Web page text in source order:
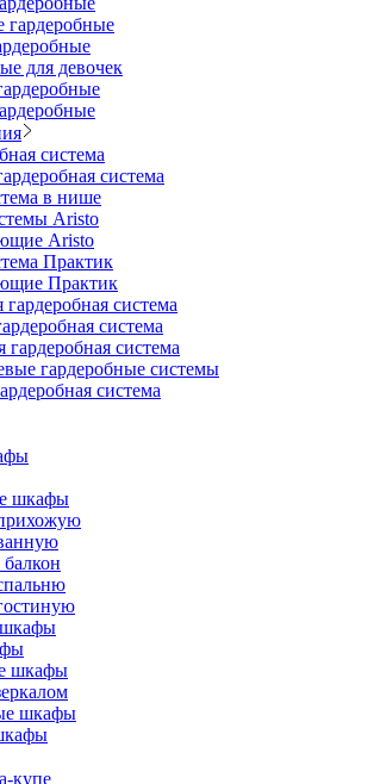
гардеробные
для девочек
система
система
в нише
Aristo
Aristo
Практик
Практик
система
система
гардеробная система
гардеробные системы
система
шкафы
шкафы
шкафы
купе